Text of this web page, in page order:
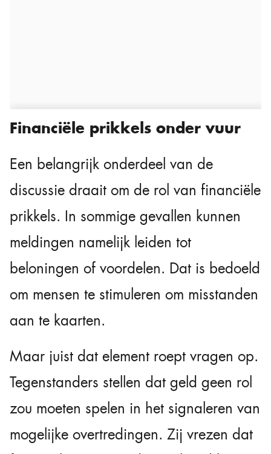
Financiële prikkels onder vuur
Een belangrijk onderdeel van de
discussie draait om de rol van financiële
prikkels. In sommige gevallen kunnen
meldingen namelijk leiden tot
beloningen of voordelen. Dat is bedoeld
om mensen te stimuleren om misstanden
aan te kaarten.
Maar juist dat element roept vragen op.
Tegenstanders stellen dat geld geen rol
zou moeten spelen in het signaleren van
mogelijke overtredingen. Zij vrezen dat